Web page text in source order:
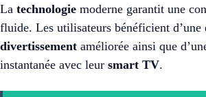
La technologie moderne garantit une
fluide. Les utilisateurs bénéficient d’une
divertissement améliorée ainsi que
instantanée avec leur smart TV.